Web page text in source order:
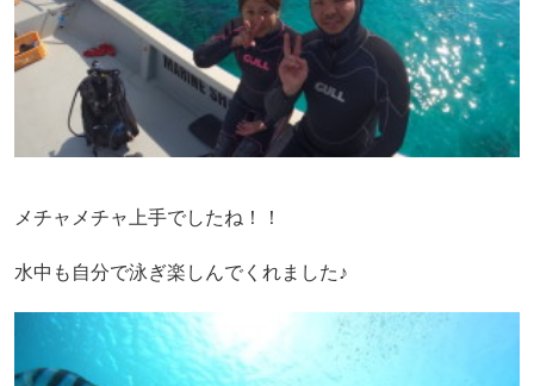
メチャメチャ上手でしたね！！
水中も自分で泳ぎ楽しんでくれました♪